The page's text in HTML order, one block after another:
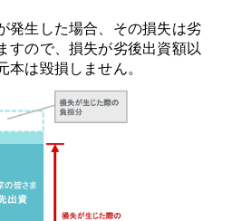
発生した場合、その損失は劣
すので、損失が劣後出資額以
は毀損しません。